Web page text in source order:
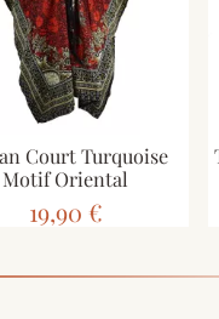
Court Turquoise
Motif Oriental
19,90 €